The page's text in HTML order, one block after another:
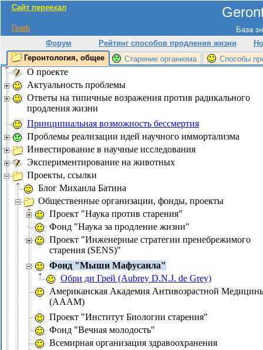
Сайт переехал
База
Граф
Форум
Рейтинг способов продления жизни
Геронтология, общее
Старение организма Способы
О проекте
Актуальность проблемы
Ответы на типичные возражения против радикального
продления жизни
Принципиальная возможность бессмертия
Проблемы реализации идей научного иммортализма
Инвестирование в научные исследования
Экспериментирование на животных
Проекты, ссылки
Блог Михаила Батина
Общественные организации, фонды, проекты
Проект "Наука против старения"
Фонд "Наука за продление жизни"
Проект "Инженерные стратегии пренебрежимого
старения (SENS)"
Фонд "Мыши Мафусаила"
Обри ди Грей (Aubrey D.N.J. de Grey)
Американская Академия Aнтивозрастной
(AAAM)
Проект "Институт Биологии старения"
Фонд "Вечная молодость"
Всемирная организация здравоохранения